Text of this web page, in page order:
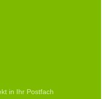
in Ihr Postfach